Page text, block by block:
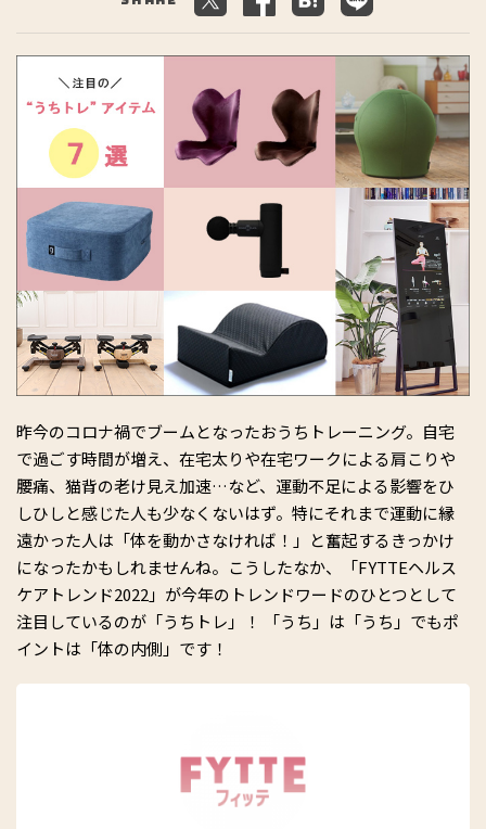
昨今のコロナ禍でブームとなったおうちトレーニング。自宅
で過ごす時間が増え、在宅太りや在宅ワークによる肩こりや
腰痛、猫背の老け見え加速…など、運動不足による影響をひ
しひしと感じた人も少なくないはず。特にそれまで運動に縁
遠かった人は「体を動かさなければ！」と奮起するきっかけ
になったかもしれませんね。こうしたなか、「FYTTEヘルス
ケアトレンド2022」が今年のトレンドワードのひとつとして
注目しているのが「うちトレ」！ 「うち」は「うち」でもポ
イントは「体の内側」です！